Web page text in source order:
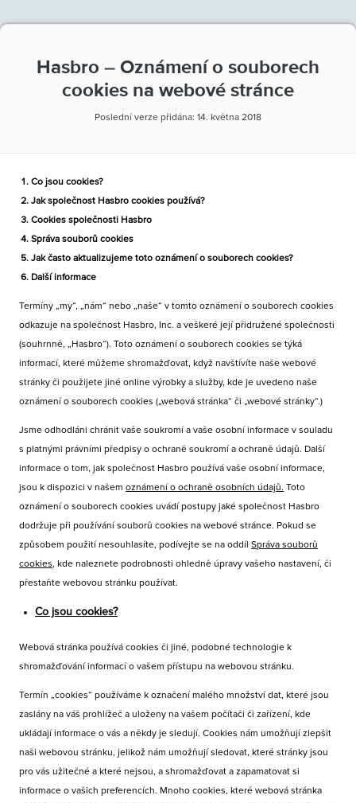
Hasbro – Oznámení o souborech
cookies na webové stránce
Poslední verze přidána: 14. května 2018
Co jsou cookies?
Jak společnost Hasbro cookies používá?
Cookies společnosti Hasbro
Správa souborů cookies
Jak často aktualizujeme toto oznámení o souborech cookies?
Další informace
Termíny „my“, „nám“ nebo „naše“ v tomto oznámení o souborech cookies
odkazuje na společnost Hasbro, Inc. a veškeré její přidružené společnosti
(souhrnně, „Hasbro“). Toto oznámení o souborech cookies se týká
informací, které můžeme shromažďovat, když navštívíte naše webové
stránky či použijete jiné online výrobky a služby, kde je uvedeno naše
oznámení o souborech cookies („webová stránka“ či „webové stránky“.)
Jsme odhodláni chránit vaše soukromí a vaše osobní informace v souladu
s platnými právními předpisy o ochraně soukromí a ochraně údajů. Další
informace o tom, jak společnost Hasbro používá vaše osobní informace,
jsou k dispozici v našem oznámení o ochraně osobních údajů. Toto
oznámení o souborech cookies uvádí postupy jaké společnost Hasbro
dodržuje při používání souborů cookies na webové stránce. Pokud se
způsobem použití nesouhlasíte, podívejte se na oddíl Správa souborů
cookies, kde naleznete podrobnosti ohledně úpravy vašeho nastavení, či
přestaňte webovou stránku používat.
Co jsou cookies?
Webová stránka používá cookies či jiné, podobné technologie k
shromažďování informací o vašem přístupu na webovou stránku.
Termín „cookies“ používáme k označení malého množství dat, které jsou
zaslány na váš prohlížeč a uloženy na vašem počítači či zařízení, kde
ukládají informace o vás a někdy je sledují. Cookies nám umožňují zlepšit
naši webovou stránku, jelikož nám umožňují sledovat, které stránky jsou
pro vás užitečné a které nejsou, a shromažďovat a zapamatovat si
informace o vašich preferencích. Mnoho cookies, které webová stránka